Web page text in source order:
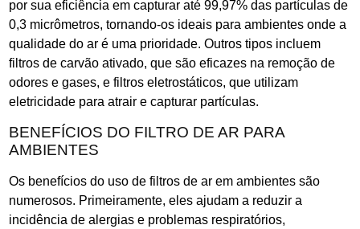
por sua eficiência em capturar até 99,97% das partículas de
0,3 micrômetros, tornando-os ideais para ambientes onde a
qualidade do ar é uma prioridade. Outros tipos incluem
filtros de carvão ativado, que são eficazes na remoção de
odores e gases, e filtros eletrostáticos, que utilizam
eletricidade para atrair e capturar partículas.
BENEFÍCIOS DO FILTRO DE AR PARA
AMBIENTES
Os benefícios do uso de filtros de ar em ambientes são
numerosos. Primeiramente, eles ajudam a reduzir a
incidência de alergias e problemas respiratórios,